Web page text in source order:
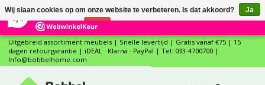
12 Reviews ×
Uitgebreid assortiment meubels | Snelle levertijd | Gratis vanaf €75 | 15
dagen retourgarantie | iDEAL · Klarna · PayPal | Tel: 033-4700700 |
Info@bobbelhome.com
Wij slaan cookies op om onze website te verbeteren. Is dat akkoord?
Ja
Nee